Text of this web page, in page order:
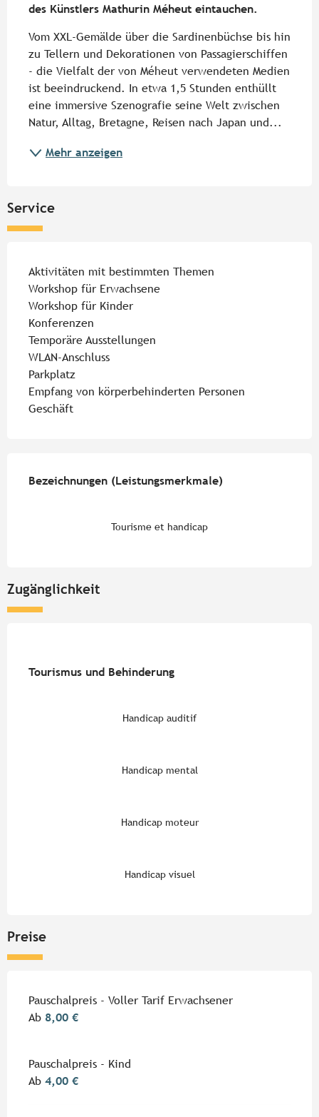
des Künstlers Mathurin Méheut eintauchen.
Vom XXL-Gemälde über die Sardinenbüchse bis hin
zu Tellern und Dekorationen von Passagierschiffen
- die Vielfalt der von Méheut verwendeten Medien
ist beeindruckend. In etwa 1,5 Stunden enthüllt
eine immersive Szenografie seine Welt zwischen
Natur, Alltag, Bretagne, Reisen nach Japan und...
Mehr anzeigen
Service
Aktivitäten mit bestimmten Themen
Workshop für Erwachsene
Workshop für Kinder
Konferenzen
Temporäre Ausstellungen
WLAN-Anschluss
Parkplatz
Empfang von körperbehinderten Personen
Geschäft
Bezeichnungen (Leistungsmerkmale)
Bezeichnungen (Leistungsmerkmale)
Tourisme et handicap
Zugänglichkeit
Tourismus und Behinderung
Tourismus und Behinderung
Handicap auditif
Handicap mental
Handicap moteur
Handicap visuel
Preise
Preise 2026
Pauschalpreis - Voller Tarif Erwachsener
Ab 8,00 €
Pauschalpreis - Kind
Ab 4,00 €